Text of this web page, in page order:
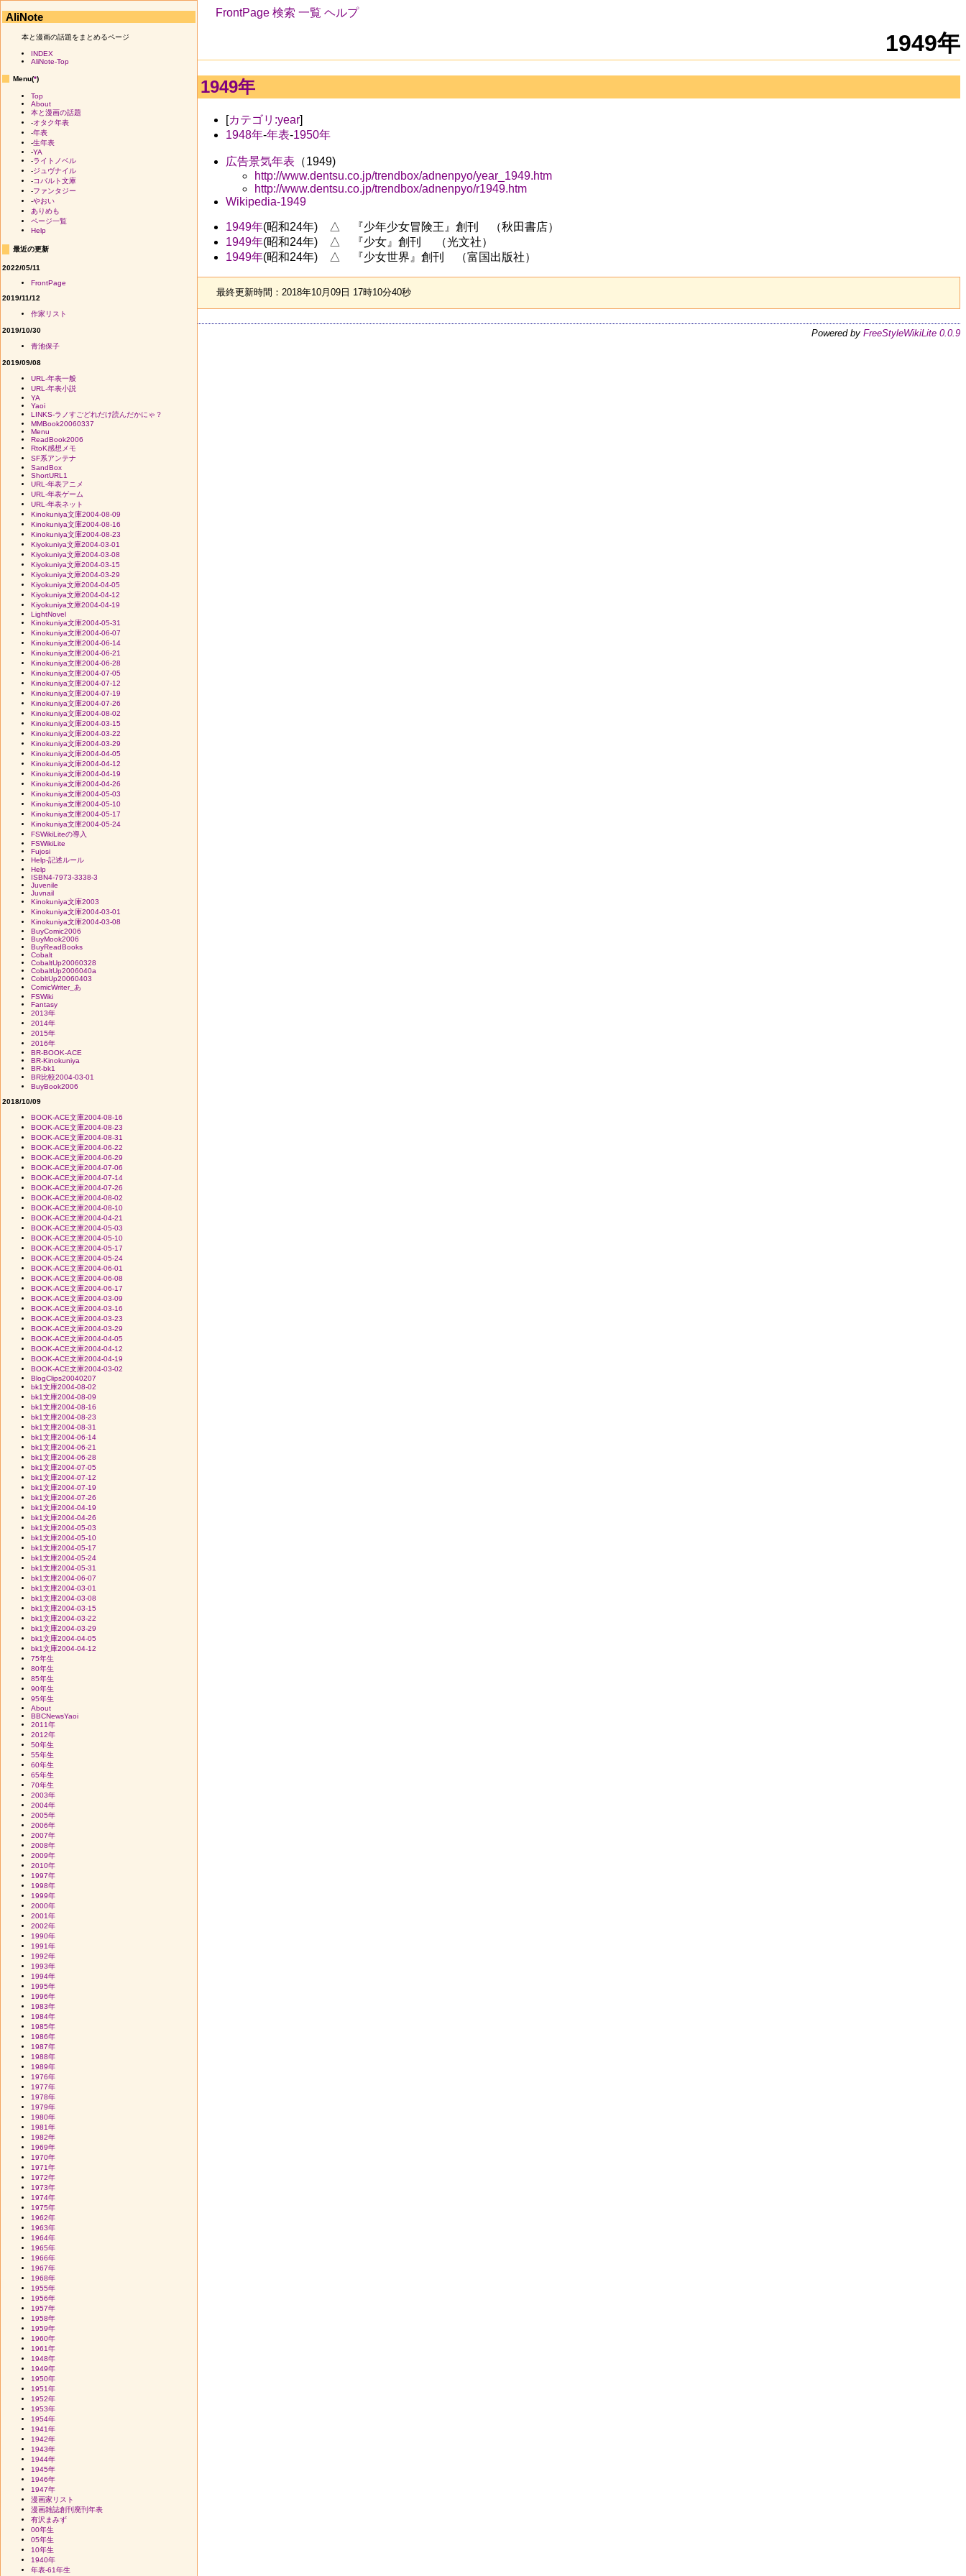
FrontPage 検索 一覧 ヘルプ
1949年
1949年
[カテゴリ:year]
1948年-年表-1950年
広告景気年表 （1949)
http://www.dentsu.co.jp/trendbox/adnenpyo/year_1949.htm
http://www.dentsu.co.jp/trendbox/adnenpyo/r1949.htm
Wikipedia-1949
1949年(昭和24年) △ 『少年少女冒険王』創刊 （秋田書店）
1949年(昭和24年) △ 『少女』創刊 （光文社）
1949年(昭和24年) △ 『少女世界』創刊 （富国出版社）
最終更新時間：2018年10月09日 17時10分40秒
Powered by FreeStyleWikiLite 0.0.9
AliNote
本と漫画の話題をまとめるページ
INDEX
AliNote-Top
Menu(*)
Top
About
本と漫画の話題
-オタク年表
-年表
-生年表
-YA
-ライトノベル
-ジュヴナイル
-コバルト文庫
-ファンタジー
-やおい
ありめも
ページ一覧
Help
最近の更新
2022/05/11
FrontPage
2019/11/12
作家リスト
2019/10/30
青池保子
2019/09/08
URL-年表一般
URL-年表小説
YA
Yaoi
LINKS-ラノすごどれだけ読んだかにゃ？
MMBook20060337
Menu
ReadBook2006
RtoK感想メモ
SF系アンテナ
SandBox
ShortURL1
URL-年表アニメ
URL-年表ゲーム
URL-年表ネット
Kinokuniya文庫2004-08-09
Kinokuniya文庫2004-08-16
Kinokuniya文庫2004-08-23
Kiyokuniya文庫2004-03-01
Kiyokuniya文庫2004-03-08
Kiyokuniya文庫2004-03-15
Kiyokuniya文庫2004-03-29
Kiyokuniya文庫2004-04-05
Kiyokuniya文庫2004-04-12
Kiyokuniya文庫2004-04-19
LightNovel
Kinokuniya文庫2004-05-31
Kinokuniya文庫2004-06-07
Kinokuniya文庫2004-06-14
Kinokuniya文庫2004-06-21
Kinokuniya文庫2004-06-28
Kinokuniya文庫2004-07-05
Kinokuniya文庫2004-07-12
Kinokuniya文庫2004-07-19
Kinokuniya文庫2004-07-26
Kinokuniya文庫2004-08-02
Kinokuniya文庫2004-03-15
Kinokuniya文庫2004-03-22
Kinokuniya文庫2004-03-29
Kinokuniya文庫2004-04-05
Kinokuniya文庫2004-04-12
Kinokuniya文庫2004-04-19
Kinokuniya文庫2004-04-26
Kinokuniya文庫2004-05-03
Kinokuniya文庫2004-05-10
Kinokuniya文庫2004-05-17
Kinokuniya文庫2004-05-24
FSWikiLiteの導入
FSWikiLite
Fujosi
Help-記述ルール
Help
ISBN4-7973-3338-3
Juvenile
Juvnail
Kinokuniya文庫2003
Kinokuniya文庫2004-03-01
Kinokuniya文庫2004-03-08
BuyComic2006
BuyMook2006
BuyReadBooks
Cobalt
CobaltUp20060328
CobaltUp2006040a
CobltUp20060403
ComicWriter_あ
FSWiki
Fantasy
2013年
2014年
2015年
2016年
BR-BOOK-ACE
BR-Kinokuniya
BR-bk1
BR比較2004-03-01
BuyBook2006
2018/10/09
BOOK-ACE文庫2004-08-16
BOOK-ACE文庫2004-08-23
BOOK-ACE文庫2004-08-31
BOOK-ACE文庫2004-06-22
BOOK-ACE文庫2004-06-29
BOOK-ACE文庫2004-07-06
BOOK-ACE文庫2004-07-14
BOOK-ACE文庫2004-07-26
BOOK-ACE文庫2004-08-02
BOOK-ACE文庫2004-08-10
BOOK-ACE文庫2004-04-21
BOOK-ACE文庫2004-05-03
BOOK-ACE文庫2004-05-10
BOOK-ACE文庫2004-05-17
BOOK-ACE文庫2004-05-24
BOOK-ACE文庫2004-06-01
BOOK-ACE文庫2004-06-08
BOOK-ACE文庫2004-06-17
BOOK-ACE文庫2004-03-09
BOOK-ACE文庫2004-03-16
BOOK-ACE文庫2004-03-23
BOOK-ACE文庫2004-03-29
BOOK-ACE文庫2004-04-05
BOOK-ACE文庫2004-04-12
BOOK-ACE文庫2004-04-19
BOOK-ACE文庫2004-03-02
BlogClips20040207
bk1文庫2004-08-02
bk1文庫2004-08-09
bk1文庫2004-08-16
bk1文庫2004-08-23
bk1文庫2004-08-31
bk1文庫2004-06-14
bk1文庫2004-06-21
bk1文庫2004-06-28
bk1文庫2004-07-05
bk1文庫2004-07-12
bk1文庫2004-07-19
bk1文庫2004-07-26
bk1文庫2004-04-19
bk1文庫2004-04-26
bk1文庫2004-05-03
bk1文庫2004-05-10
bk1文庫2004-05-17
bk1文庫2004-05-24
bk1文庫2004-05-31
bk1文庫2004-06-07
bk1文庫2004-03-01
bk1文庫2004-03-08
bk1文庫2004-03-15
bk1文庫2004-03-22
bk1文庫2004-03-29
bk1文庫2004-04-05
bk1文庫2004-04-12
75年生
80年生
85年生
90年生
95年生
About
BBCNewsYaoi
2011年
2012年
50年生
55年生
60年生
65年生
70年生
2003年
2004年
2005年
2006年
2007年
2008年
2009年
2010年
1997年
1998年
1999年
2000年
2001年
2002年
1990年
1991年
1992年
1993年
1994年
1995年
1996年
1983年
1984年
1985年
1986年
1987年
1988年
1989年
1976年
1977年
1978年
1979年
1980年
1981年
1982年
1969年
1970年
1971年
1972年
1973年
1974年
1975年
1962年
1963年
1964年
1965年
1966年
1967年
1968年
1955年
1956年
1957年
1958年
1959年
1960年
1961年
1948年
1949年
1950年
1951年
1952年
1953年
1954年
1941年
1942年
1943年
1944年
1945年
1946年
1947年
漫画家リスト
漫画雑誌創刊廃刊年表
有沢まみず
00年生
05年生
10年生
1940年
年表-61年生